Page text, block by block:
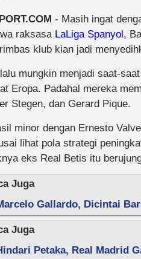
- Masih ingat
raksasa LaLiga Spanyol,
klub kian jadi
mungkin menjadi saat-
Eropa. Padahal mereka
Stegen, dan Gerard Pique.
minor dengan Ernesto
lihat pola strategi
eks Real Betis itu
Juga
Gallardo, Dicintai
Juga
Petaka, Real Madrid